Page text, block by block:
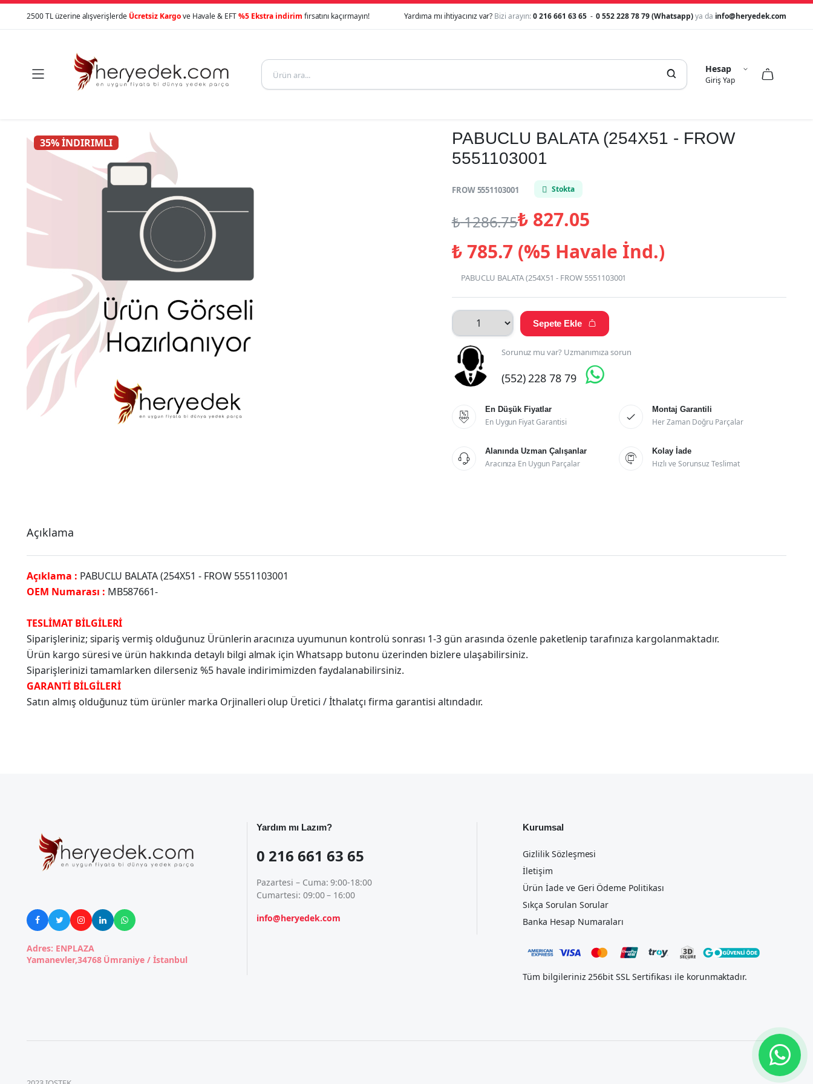
2500 TL üzerine alışverişlerde Ücretsiz Kargove Havale & EFT%5 Ekstra indirim fırsatını kaçırmayın! Yardıma mı ihtiyacınız var? Bizi arayın:0 216 661 63 65 -0 552 228 78 79 (Whatsapp)ya da info@heryedek.com
  Hesap
Giriş Yap
 
35% İNDIRIMLI
PABUCLU BALATA (254X51 - FROW
5551103001
FROW 5551103001 Stokta
₺1286.75₺ 827.05
₺785.7 (%5 Havale İnd.)
PABUCLU BALATA (254X51 - FROW 5551103001
Sepete Ekle 
Sorunuz mu var? Uzmanımıza sorun
(552) 228 78 79 

En Düşük Fiyatlar
En Uygun Fiyat Garantisi 
Montaj Garantili
Her Zaman Doğru Parçalar

Alanında Uzman Çalışanlar
Aracınıza En Uygun Parçalar 
Kolay İade
Hızlı ve Sorunsuz Teslimat
Açıklama
Açıklama : PABUCLU BALATA (254X51 - FROW 5551103001
OEM Numarası : MB587661-
TESLİMAT BİLGİLERİ
Siparişleriniz; sipariş vermiş olduğunuz Ürünlerin aracınıza uyumunun kontrolü sonrası 1-3 gün arasında özenle paketlenip tarafınıza kargolanmaktadır.
Ürün kargo süresi ve ürün hakkında detaylı bilgi almak için Whatsapp butonu üzerinden bizlere ulaşabilirsiniz.
Siparişlerinizi tamamlarken dilerseniz %5 havale indirimimizden faydalanabilirsiniz.
GARANTİ BİLGİLERİ
Satın almış olduğunuz tüm ürünler marka Orjinalleri olup Üretici / İthalatçı firma garantisi altındadır.
    
Adres: ENPLAZA
Yamanevler,34768 Ümraniye / İstanbul
Yardım mı Lazım?
0 216 661 63 65
Pazartesi – Cuma: 9:00-18:00
Cumartesi: 09:00 – 16:00
info@heryedek.com
Kurumsal
Gizlilik Sözleşmesi
İletişim
Ürün İade ve Geri Ödeme Politikası
Sıkça Sorulan Sorular
Banka Hesap Numaraları
Tüm bilgileriniz 256bit SSL Sertifikası ile korunmaktadır.